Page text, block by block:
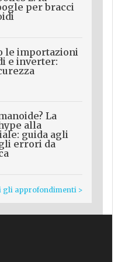
per bracci
le importazioni
e inverter:
La
alla
guida agli
errori da
gli approfondimenti >